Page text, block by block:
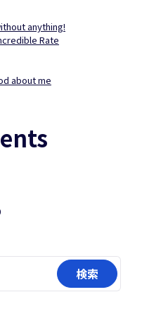
anything!
Rate
about me